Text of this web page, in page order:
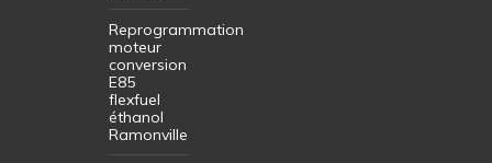
Reprogrammation
moteur
conversion
E85
flexfuel
éthanol
Ramonville